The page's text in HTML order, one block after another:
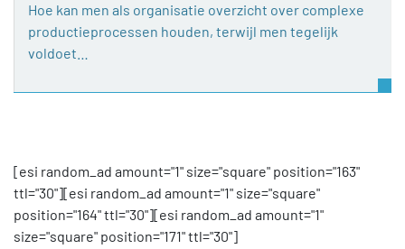
Hoe kan men als organisatie overzicht over complexe
productieprocessen houden, terwijl men tegelijk
voldoet…
[esi random_ad amount="1" size="square" position="163"
ttl="30"][esi random_ad amount="1" size="square"
position="164" ttl="30"][esi random_ad amount="1"
size="square" position="171" ttl="30"]